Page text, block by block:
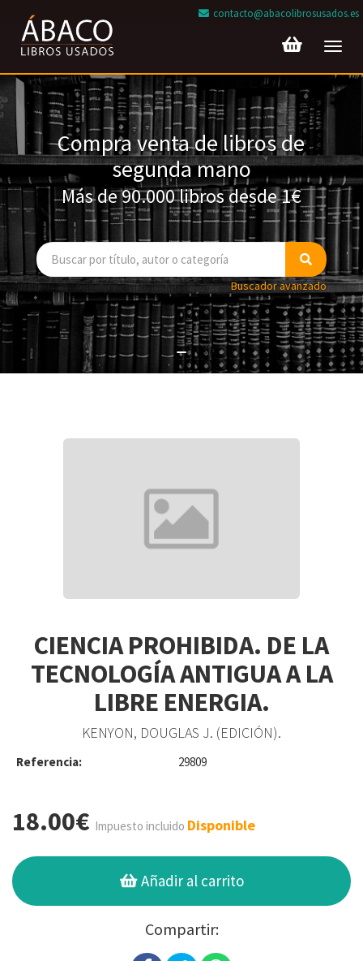
contacto@abacolibrosusados.es
Compra venta de libros de
segunda mano
Más de 90.000 libros desde 1€
Buscador avanzado
CIENCIA PROHIBIDA. DE LA
TECNOLOGÍA ANTIGUA A LA
LIBRE ENERGIA.
KENYON, DOUGLAS J. (EDICIÓN).
Referencia: 29809
18.00€ Impuesto incluido Disponible
Añadir al carrito
Compartir: